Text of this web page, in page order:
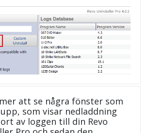
att se några fönster som
som visar nedladdning
av loggen till din Revo